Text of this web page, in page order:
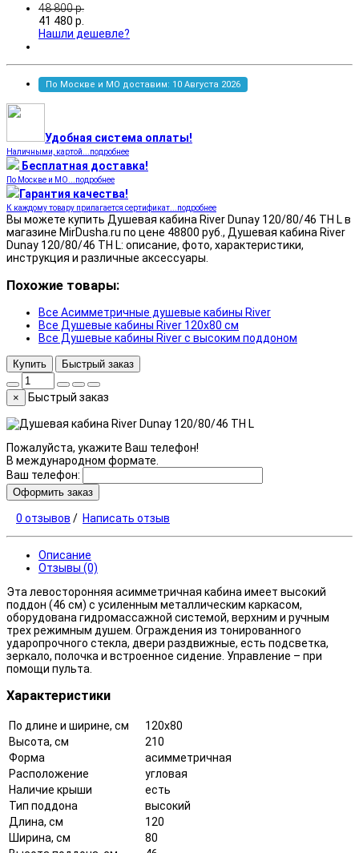
48 800р.
41 480 р.
Нашли дешевле?
По Москве и МО доставим: 10 Августа 2026
Удобная система оплаты!
Наличными, картой...подробнее
Бесплатная доставка!
По Москве и МО...подробнее
Гарантия качества!
К каждому товару прилагается сертификат...подробнее
Вы можете купить Душевая кабина River Dunay 120/80/46 ТН L в
магазине MirDusha.ru по цене 48800 руб., Душевая кабина River
Dunay 120/80/46 ТН L: описание, фото, характеристики,
инструкция и различные аксессуары.
Похожие товары:
Все Асимметричные душевые кабины River
Все Душевые кабины River 120x80 см
Все Душевые кабины River с высоким поддоном
Купить Быстрый заказ
× Быстрый заказ
Пожалуйста, укажите Ваш телефон!
В международном формате.
Ваш телефон:
Оформить заказ
0 отзывов / Написать отзыв
Описание
Отзывы (0)
Эта левосторонняя асимметричная кабина имеет высокий
поддон (46 см) с усиленным металлическим каркасом,
оборудована гидромассажной системой, верхним и ручным
трех режимным душем. Ограждения из тонированного
ударопрочного стекла, двери раздвижные, есть подсветка,
зеркало, полочка и встроенное сидение. Управление – при
помощи пульта.
Характеристики
По длине и ширине, см
120x80
Высота, см
210
Форма
асимметричная
Расположение
угловая
Наличие крыши
есть
Тип поддона
высокий
Длина, см
120
Ширина, см
80